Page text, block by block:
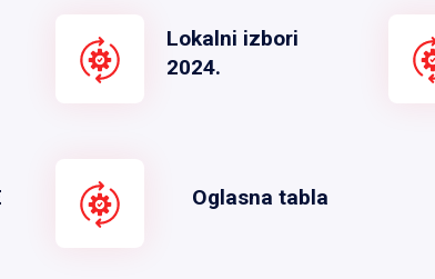
Lokalni izbori
2024.
Oglasna tabla